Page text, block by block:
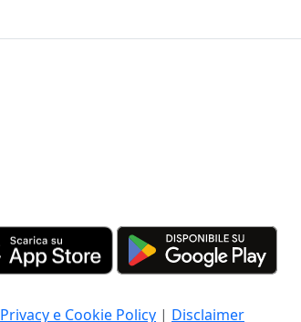
Privacy e Cookie Policy | Disclaimer